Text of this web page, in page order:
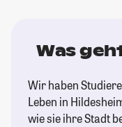
Was
Wir haben
Leben in
wie sie ihre Stadt